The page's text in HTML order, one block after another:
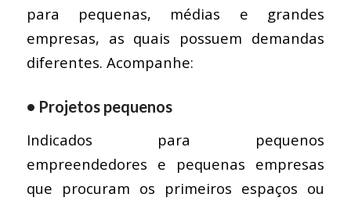
para pequenas, médias e grandes
empresas, as quais possuem demandas
diferentes. Acompanhe:
• Projetos pequenos
Indicados para pequenos
empreendedores e pequenas empresas
que procuram os primeiros espaços ou